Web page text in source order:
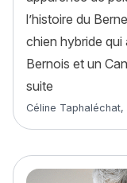
l’histoire du
chien hybride
Bernois et un
suite
Article rédigé par
Céline Taphaléchat,